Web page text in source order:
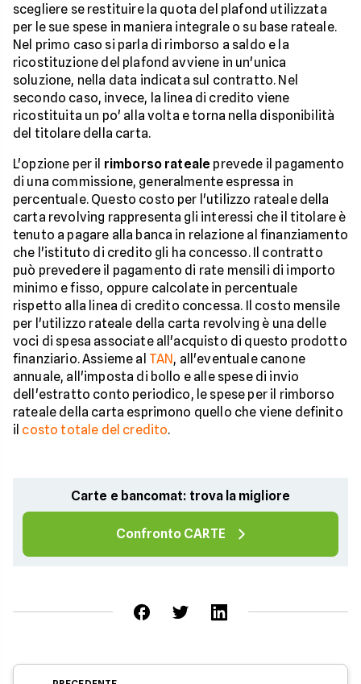
scegliere se restituire la quota del plafond utilizzata
per le sue spese in maniera integrale o su base rateale.
Nel primo caso si parla di rimborso a saldo e la
ricostituzione del plafond avviene in un'unica
soluzione, nella data indicata sul contratto. Nel
secondo caso, invece, la linea di credito viene
ricostituita un po' alla volta e torna nella disponibilità
del titolare della carta.
L'opzione per il rimborso rateale prevede il pagamento
di una commissione, generalmente espressa in
percentuale. Questo costo per l'utilizzo rateale della
carta revolving rappresenta gli interessi che il titolare è
tenuto a pagare alla banca in relazione al finanziamento
che l'istituto di credito gli ha concesso. Il contratto
può prevedere il pagamento di rate mensili di importo
minimo e fisso, oppure calcolate in percentuale
rispetto alla linea di credito concessa. Il costo mensile
per l'utilizzo rateale della carta revolving è una delle
voci di spesa associate all'acquisto di questo prodotto
finanziario. Assieme al TAN, all'eventuale canone
annuale, all'imposta di bollo e alle spese di invio
dell'estratto conto periodico, le spese per il rimborso
rateale della carta esprimono quello che viene definito
il costo totale del credito.
Carte e bancomat: trova la migliore
Confronto CARTE